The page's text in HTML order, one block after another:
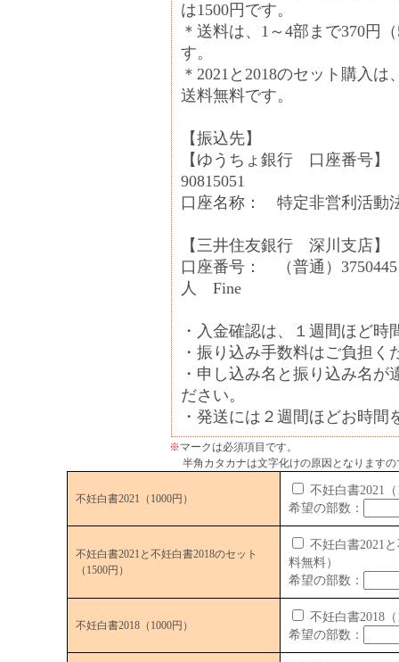
は1500円です。
＊送料は、1～4部まで370円
す。
＊2021と2018のセット購入
送料無料です。
【振込先】
【ゆうちょ銀行 口座番号
90815051
口座名称： 特定非営利活動
【三井住友銀行 深川支店】
口座番号： （普通）
人 Fine
・入金確認は、１週間ほど
・振り込み手数料はご負担く
・申し込み名と振り込み名
ださい。
・発送には２週間ほどお時間
※マークは必須項目です。
半角カタカナは文字化けの原因となります
不妊白書2021（1000円）
不妊白書2021
希望の部数：
不妊白書2021と不妊白書2018のセット
（1500円）
不妊白書2021
料無料）
希望の部数：
不妊白書2018（1000円）
不妊白書2018
希望の部数：